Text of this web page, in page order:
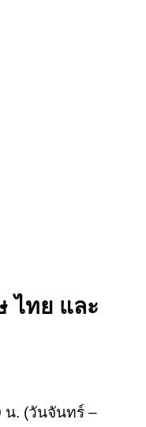
ไทย และ
น. (วันจันทร์ –